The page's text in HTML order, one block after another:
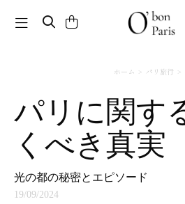
Toggle navigation
ホーム パリ旅行
パリに関する30の驚
くべき真実
光の都の秘密とエピソード
19/09/2024